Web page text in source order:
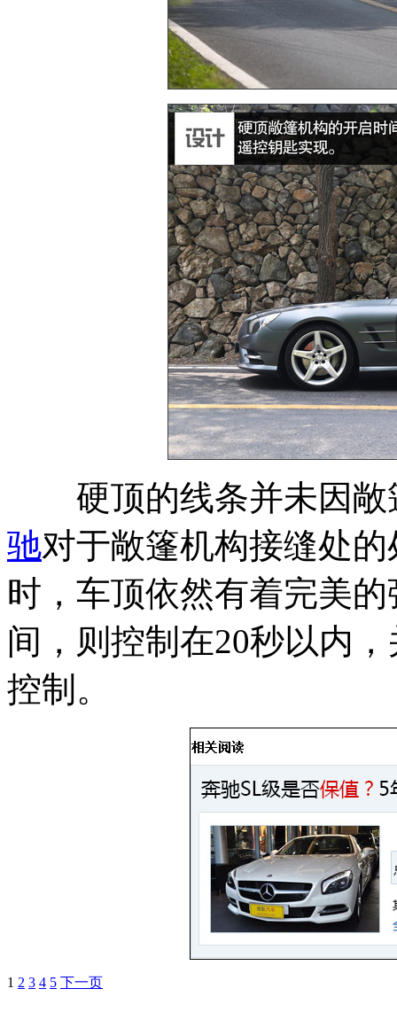
硬顶的线条并未因敞
驰对于敞篷机构接缝处
时，车顶依然有着完美
间，则控制在20秒以内
控制。
1 2 3 4 5 下一页